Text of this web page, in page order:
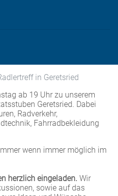
in Geretsried
ab 19 Uhr zu unserem
Geretsried. Dabei
Radverkehr,
Fahrradbekleidung
wenn immer möglich im
herzlich eingeladen. Wir
sowie auf das